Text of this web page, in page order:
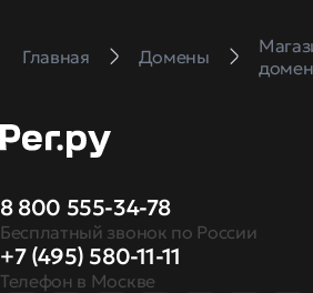
Главная Домены
8 800 555-34-78
Бесплатный звонок по России
+7 (495) 580-11-11
Телефон в Москве